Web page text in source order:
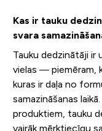
Kas ir tauku
svara
Tauku dedzinātāji ir
vielas — piemēram,
kuras ir daļa no
samazināšanas
produktiem, tauku
vairāk mērķtiecīgu